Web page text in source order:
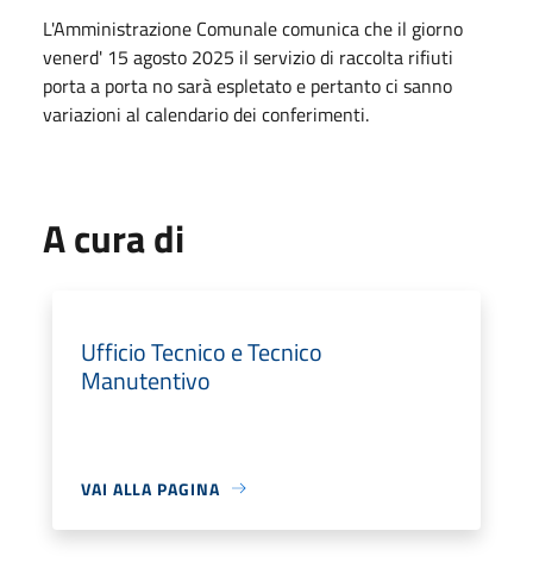
L'Amministrazione Comunale comunica che il giorno
venerd' 15 agosto 2025 il servizio di raccolta rifiuti
porta a porta no sarà espletato e pertanto ci sanno
variazioni al calendario dei conferimenti.
A cura di
Ufficio Tecnico e Tecnico
Manutentivo
VAI ALLA PAGINA